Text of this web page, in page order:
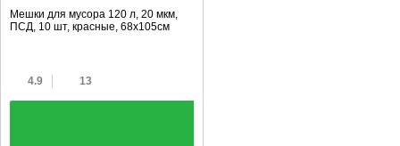
Мешки для мусора 120 л, 20 мкм,
ПСД, 10 шт, красные, 68х105см
4.9 13